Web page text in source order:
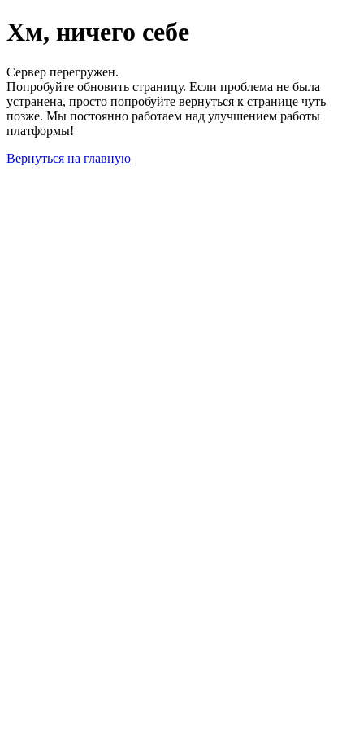
Хм, ничего себе
Сервер перегружен.
Попробуйте обновить страницу. Если проблема не была
устранена, просто попробуйте вернуться к странице чуть
позже. Мы постоянно работаем над улучшением работы
платформы!
Вернуться на главную